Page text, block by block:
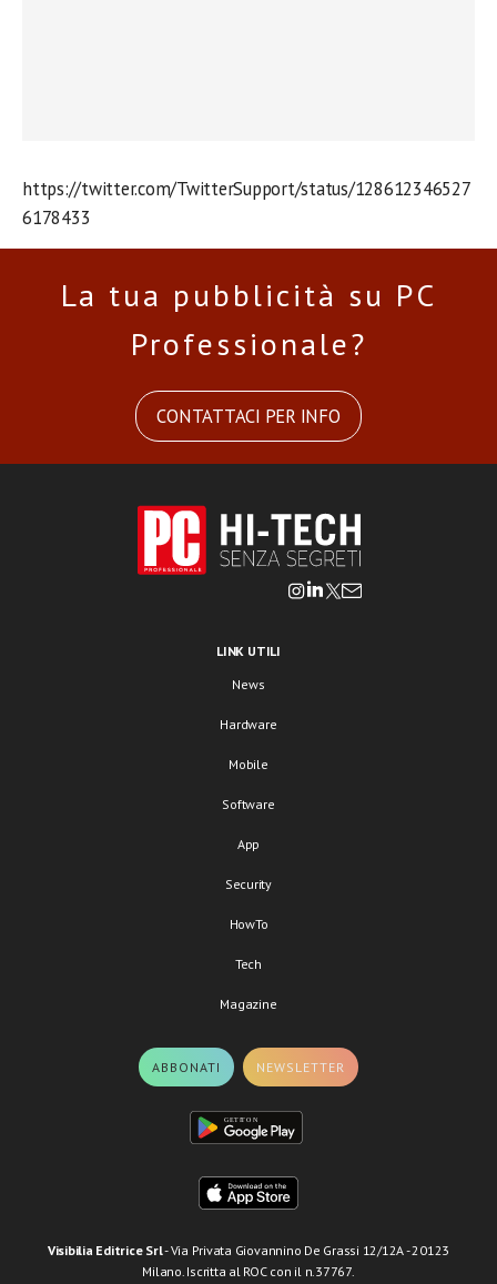
https://twitter.com/TwitterSupport/status/128612346527
6178433
La tua pubblicità su PC
Professionale?
CONTATTACI PER INFO
LINK UTILI
News
Hardware
Mobile
Software
App
Security
HowTo
Tech
Magazine
ABBONATI NEWSLETTER
Visibilia Editrice Srl- Via Privata Giovannino De Grassi 12/12A - 20123
Milano. Iscritta al ROC con il n.37767.